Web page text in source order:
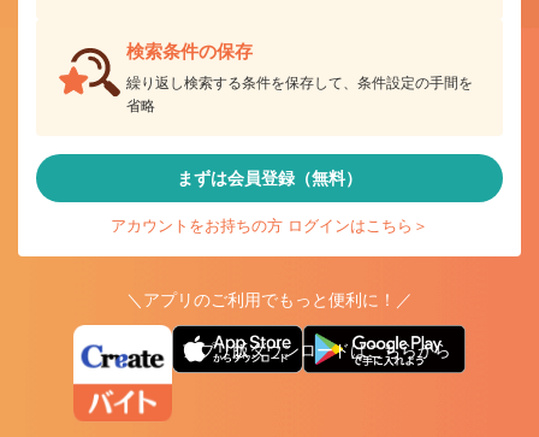
検索条件の保存
繰り返し検索する条件を保存して、条件設定の手間を
省略
まずは会員登録（無料）
アカウントをお持ちの方 ログインはこちら＞
＼アプリのご利用でもっと便利に！／
アプリ版ダウンロードはこちらから